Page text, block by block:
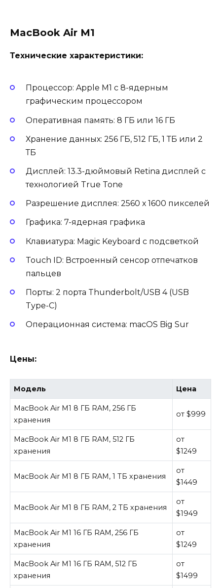
MacBook Air M1
Технические характеристики:
Процессор: Apple M1 с 8-ядерным
графическим процессором
Оперативная память: 8 ГБ или 16 ГБ
Хранение данных: 256 ГБ, 512 ГБ, 1 ТБ или 2
ТБ
Дисплей: 13.3-дюймовый Retina дисплей с
технологией True Tone
Разрешение дисплея: 2560 х 1600 пикселей
Графика: 7-ядерная графика
Клавиатура: Magic Keyboard с подсветкой
Touch ID: Встроенный сенсор отпечатков
пальцев
Порты: 2 порта Thunderbolt/USB 4 (USB
Type-C)
Операционная система: macOS Big Sur
Цены:
Модель Цена
MacBook Air M1 8 ГБ RAM, 256 ГБ
хранения
от $999
MacBook Air M1 8 ГБ RAM, 512 ГБ
хранения
от
$1249
MacBook Air M1 8 ГБ RAM, 1 ТБ хранения
от
$1449
MacBook Air M1 8 ГБ RAM, 2 ТБ хранения
от
$1949
MacBook Air M1 16 ГБ RAM, 256 ГБ
хранения
от
$1249
MacBook Air M1 16 ГБ RAM, 512 ГБ
хранения
от
$1499